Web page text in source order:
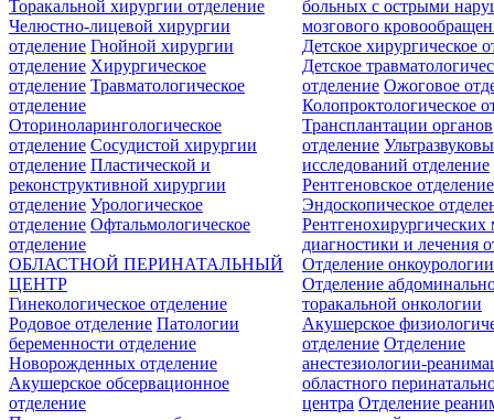
больных с острыми
мозгового
Торакальной хирургии отделение
Челюстно-лицевой хирургии
отделение Гнойной хирургии
отделение Хирургическое
отделение Травматологическое
отделение
Оториноларингологическое
отделение Сосудистой хирургии
отделение Пластической и
реконструктивной хирургии
отделение Урологическое
отделение Офтальмологическое
отделение
Детское хирургическое
Детское
отделение Ожоговое
Колопроктологическое
Трансплантации органов
отделение
исследований отделение
Рентгеновское отделение
Эндоскопическое
Рентгенохирургических
диагностики и лечения
Отделение онкоурологии
Отделение
торакальной онкологии
ОБЛАСТНОЙ ПЕРИНАТАЛЬНЫЙ
ЦЕНТР
Гинекологическое отделение
Родовое отделение Патологии
беременности отделение
Новорожденных отделение
Акушерское обсервационное
отделение
Акушерское
отделение Отделение
анестезиологии-
областного
центра Отделение